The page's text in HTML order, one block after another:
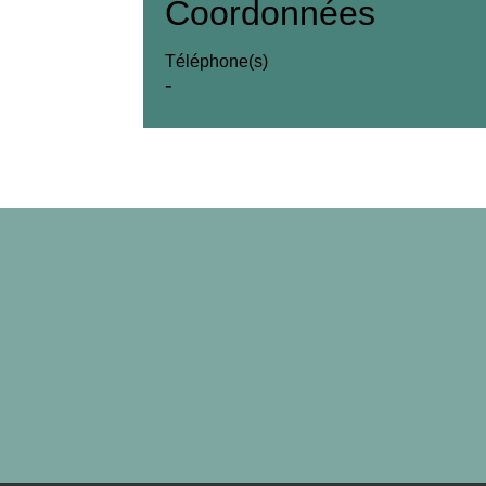
Coordonnées
Téléphone(s)
-